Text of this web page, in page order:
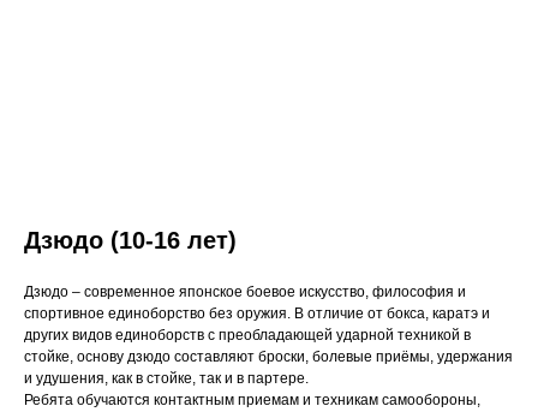
Дзюдо (10-16 лет)
Дзюдо – современное японское боевое искусство, философия и
спортивное единоборство без оружия. В отличие от бокса, каратэ и
других видов единоборств с преобладающей ударной техникой в
стойке, основу дзюдо составляют броски, болевые приёмы, удержания
и удушения, как в стойке, так и в партере.
Ребята обучаются контактным приемам и техникам самообороны,